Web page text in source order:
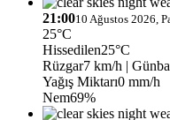
21:0010 Ağustos 2026,
25°C
Hissedilen25°C
Rüzgar7 km/h |
Yağış Miktarı0 mm/h
Nem69%